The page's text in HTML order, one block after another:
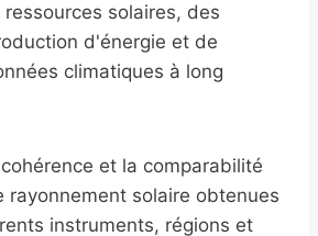
solaires, des
d'énergie et de
climatiques à long
et la comparabilité
rayonnement solaire obtenues
instruments, régions et